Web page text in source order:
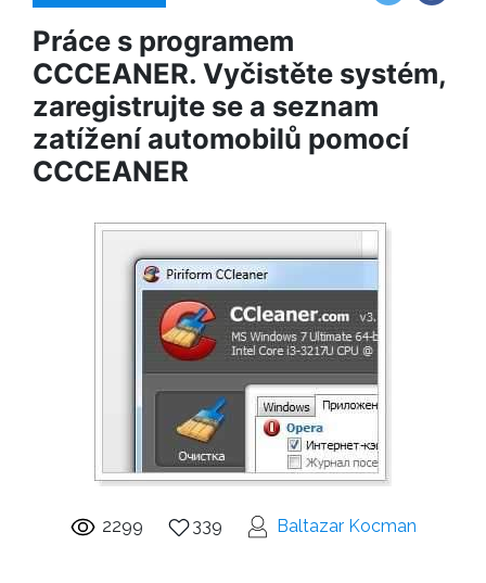
Práce s programem
CCCEANER. Vyčistěte systém,
zaregistrujte se a seznam
zatížení automobilů pomocí
CCCEANER
2299 339 Baltazar Kocman